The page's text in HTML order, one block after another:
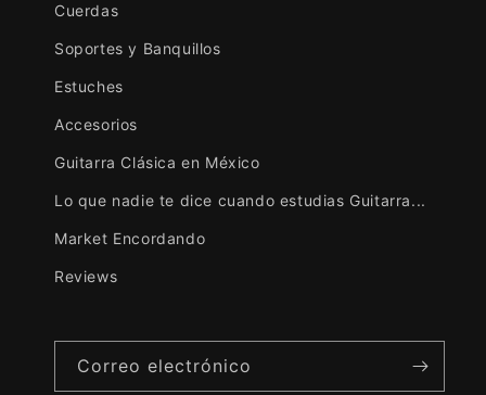
Cuerdas
Soportes y Banquillos
Estuches
Accesorios
Guitarra Clásica en México
Lo que nadie te dice cuando estudias Guitarra...
Market Encordando
Reviews
Correo electrónico